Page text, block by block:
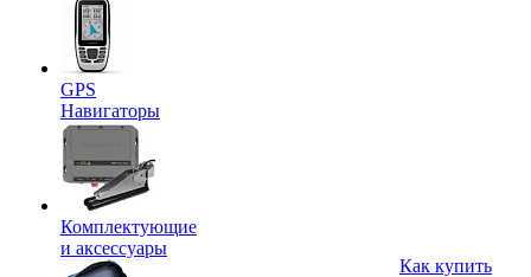
GPS
Навигаторы
Комплектующие
и аксессуары
Как купить